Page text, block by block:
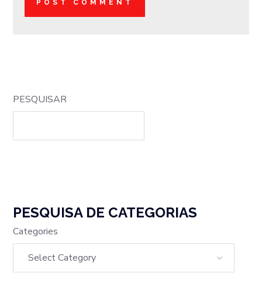
PESQUISAR
PESQUISA DE CATEGORIAS
Categories